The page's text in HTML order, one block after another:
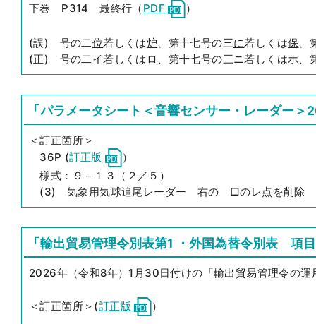
下巻 P314 最終行（ PDF ）
(誤) 号の二位若しくは炉、第十七号の三に若しくは保、
(正) 号の二イ若しくは ロ 、第十七号の三ニ若しくはホ、
「パラメータシート＜音響センサー・レーダー
＜訂正箇所＞
36P (訂正版
）
様式：９－１３（２／５）
(3) 気象用気球追尾レーダー 右の □のレ点を削除
「輸出貿易管理令別表第1 ・外国為替令別表 項
2026年（令和8年）1月30日付けの「輸出貿易管理令の
＜訂正箇所＞(訂正版 ）